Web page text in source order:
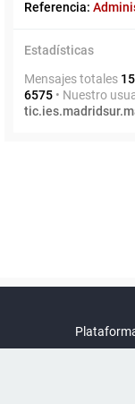
Referencia:
Estadísticas
Mensajes totales
6575 • Nuestro
UTC+02:00